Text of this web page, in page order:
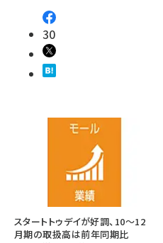
30
スタートトゥデイが好調、10～12
月期の取扱高は前年同期比